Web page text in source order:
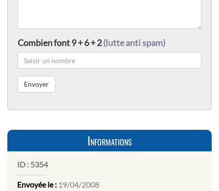
Combien font 9 + 6 + 2(lutte anti spam)
Informations
ID : 5354
Envoyée le : 19/04/2008